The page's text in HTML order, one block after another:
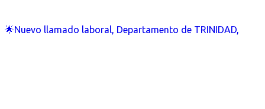
🌟Nuevo llamado laboral, Departamento de TRINIDAD,